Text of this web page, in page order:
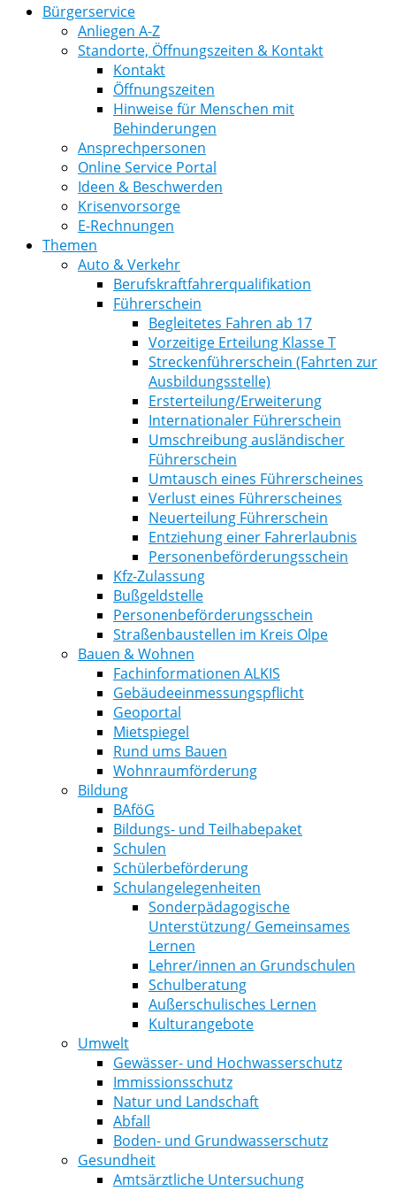
Bürgerservice
Anliegen A-Z
Standorte, Öffnungszeiten & Kontakt
Kontakt
Öffnungszeiten
Hinweise für Menschen mit
Behinderungen
Ansprechpersonen
Online Service Portal
Ideen & Beschwerden
Krisenvorsorge
E-Rechnungen
Themen
Auto & Verkehr
Berufskraftfahrerqualifikation
Führerschein
Begleitetes Fahren ab 17
Vorzeitige Erteilung Klasse T
Streckenführerschein (Fahrten zur
Ausbildungsstelle)
Ersterteilung/Erweiterung
Internationaler Führerschein
Umschreibung ausländischer
Führerschein
Umtausch eines Führerscheines
Verlust eines Führerscheines
Neuerteilung Führerschein
Entziehung einer Fahrerlaubnis
Personenbeförderungsschein
Kfz-Zulassung
Bußgeldstelle
Personenbeförderungsschein
Straßenbaustellen im Kreis Olpe
Bauen & Wohnen
Fachinformationen ALKIS
Gebäudeeinmessungspflicht
Geoportal
Mietspiegel
Rund ums Bauen
Wohnraumförderung
Bildung
BAföG
Bildungs- und Teilhabepaket
Schulen
Schülerbeförderung
Schulangelegenheiten
Sonderpädagogische
Unterstützung/ Gemeinsames
Lernen
Lehrer/innen an Grundschulen
Schulberatung
Außerschulisches Lernen
Kulturangebote
Umwelt
Gewässer- und Hochwasserschutz
Immissionsschutz
Natur und Landschaft
Abfall
Boden- und Grundwasserschutz
Gesundheit
Amtsärztliche Untersuchung